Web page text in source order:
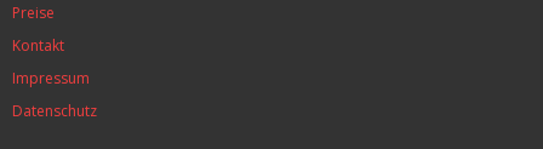
Preise
Kontakt
Impressum
Datenschutz